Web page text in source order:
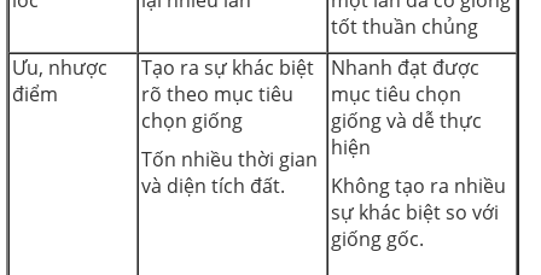
tốt thuần chủng
Ưu, nhược
điểm
Tạo ra sự khác biệt
rõ theo mục tiêu
chọn giống
Tốn nhiều thời gian
và diện tích đất.
Nhanh đạt được
mục tiêu chọn
giống và dễ thực
hiện
Không tạo ra nhiều
sự khác biệt so với
giống gốc.